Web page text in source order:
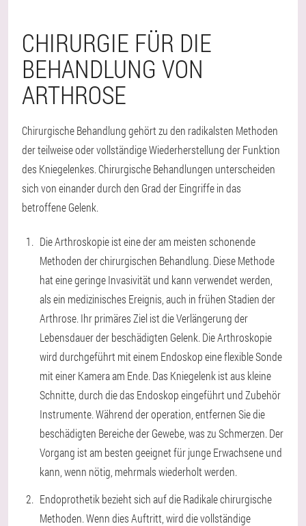
CHIRURGIE FÜR DIE
BEHANDLUNG VON
ARTHROSE
Chirurgische Behandlung gehört zu den radikalsten Methoden
der teilweise oder vollständige Wiederherstellung der Funktion
des Kniegelenkes. Chirurgische Behandlungen unterscheiden
sich von einander durch den Grad der Eingriffe in das
betroffene Gelenk.
Die Arthroskopie ist eine der am meisten schonende
Methoden der chirurgischen Behandlung. Diese Methode
hat eine geringe Invasivität und kann verwendet werden,
als ein medizinisches Ereignis, auch in frühen Stadien der
Arthrose. Ihr primäres Ziel ist die Verlängerung der
Lebensdauer der beschädigten Gelenk. Die Arthroskopie
wird durchgeführt mit einem Endoskop eine flexible Sonde
mit einer Kamera am Ende. Das Kniegelenk ist aus kleine
Schnitte, durch die das Endoskop eingeführt und Zubehör
Instrumente. Während der operation, entfernen Sie die
beschädigten Bereiche der Gewebe, was zu Schmerzen. Der
Vorgang ist am besten geeignet für junge Erwachsene und
kann, wenn nötig, mehrmals wiederholt werden.
Endoprothetik bezieht sich auf die Radikale chirurgische
Methoden. Wenn dies Auftritt, wird die vollständige